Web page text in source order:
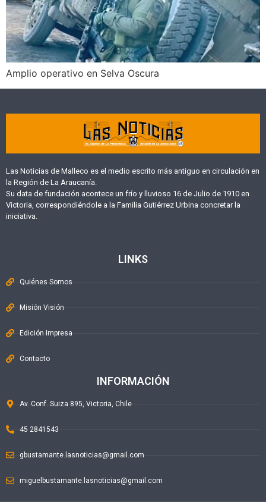
Amplio operativo en Selva Oscura
Las Noticias de Malleco es el medio escrito más antiguo en circulación en
la Región de La Araucanía.
Su data de fundación acontece un frío y lluvioso 16 de Julio de 1910 en
Victoria, correspondiéndole a la Familia Gutiérrez Urbina concretar la
iniciativa.
LINKS
Quiénes Somos
Misión Visión
Edición Impresa
Contacto
INFORMACIÓN
Av. Conf. Suiza 895, Victoria, Chile
45 2841543
gbustamante.lasnoticias@gmail.com
miguelbustamante.lasnoticias@gmail.com